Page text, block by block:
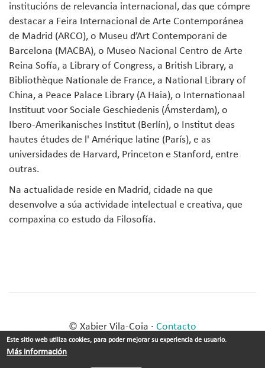
institucións de relevancia internacional, das que cómpre
destacar a Feira Internacional de Arte Contemporánea
de Madrid (ARCO), o Museu d’Art Contemporani de
Barcelona (MACBA), o Museo Nacional Centro de Arte
Reina Sofía, a Library of Congress, a British Library, a
Bibliothèque Nationale de France, a National Library of
China, a Peace Palace Library (A Haia), o Internationaal
Instituut voor Sociale Geschiedenis (Ámsterdam), o
Ibero-Amerikanisches Institut (Berlín), o Institut deas
hautes études de l' Amérique latine (París), e as
universidades de Harvard, Princeton e Stanford, entre
outras.
Na actualidade reside en Madrid, cidade na que
desenvolve a súa actividade intelectual e creativa, que
compaxina co estudo da Filosofía.
© Xabier Vila-Coia · Contacto
Este sitio web utiliza cookies, para poder mejorar su experiencia de usuario.
Más información